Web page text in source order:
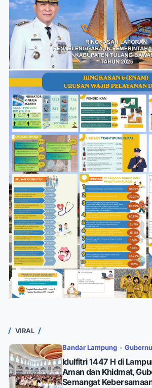
VIRAL
Bandar Lampung •
Idulfitri 1447 H di
Aman dan Khidmat,
Semangat